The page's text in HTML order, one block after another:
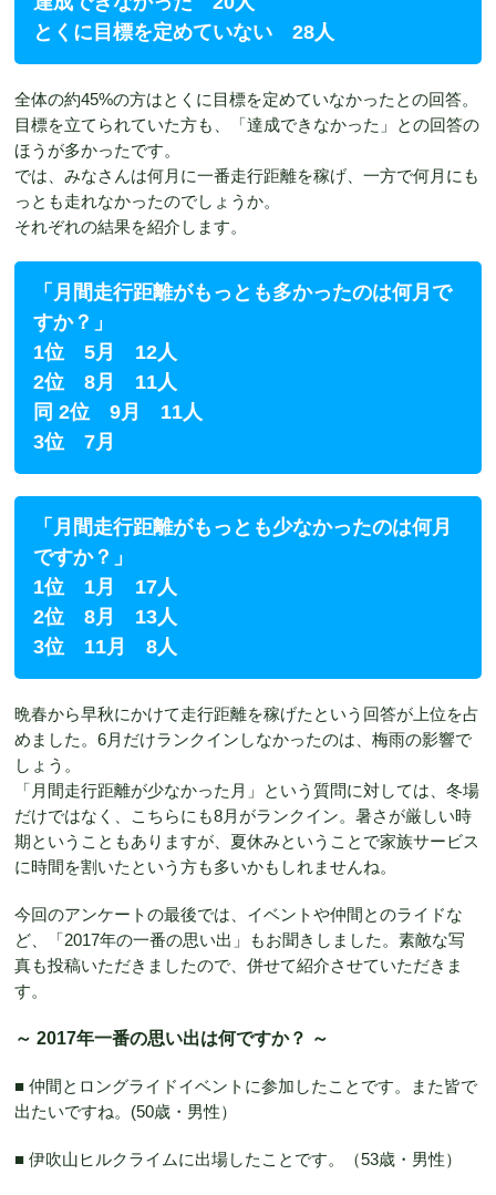
とくに目標を定めていない 28人
全体の約45%の方はとくに目標を定めていなかったとの回答。
目標を立てられていた方も、「達成できなかった」との回答の
ほうが多かったです。
では、みなさんは何月に一番走行距離を稼げ、一方で何月にも
っとも走れなかったのでしょうか。
それぞれの結果を紹介します。
「月間走行距離がもっとも多かったのは何月で
すか？」
1位 5月 12人
2位 8月 11人
同 2位 9月 11人
3位 7月
「月間走行距離がもっとも少なかったのは何月
ですか？」
1位 1月 17人
2位 8月 13人
3位 11月 8人
晩春から早秋にかけて走行距離を稼げたという回答が上位を占
めました。6月だけランクインしなかったのは、梅雨の影響で
しょう。
「月間走行距離が少なかった月」という質問に対しては、冬場
だけではなく、こちらにも8月がランクイン。暑さが厳しい時
期ということもありますが、夏休みということで家族サービス
に時間を割いたという方も多いかもしれませんね。
今回のアンケートの最後では、イベントや仲間とのライドな
ど、「2017年の一番の思い出」もお聞きしました。素敵な写
真も投稿いただきましたので、併せて紹介させていただきま
す。
～ 2017年一番の思い出は何ですか？ ～
■ 仲間とロングライドイベントに参加したことです。また皆で
出たいですね。(50歳・男性）
■ 伊吹山ヒルクライムに出場したことです。（53歳・男性）